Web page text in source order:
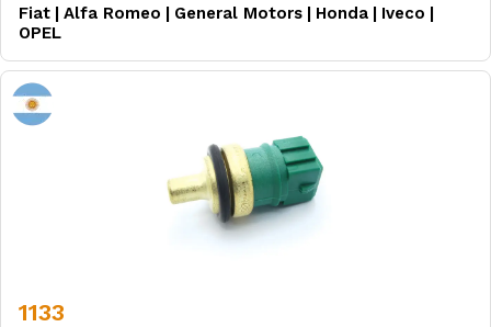
Fiat | Alfa Romeo | General Motors | Honda | Iveco |
OPEL
1133